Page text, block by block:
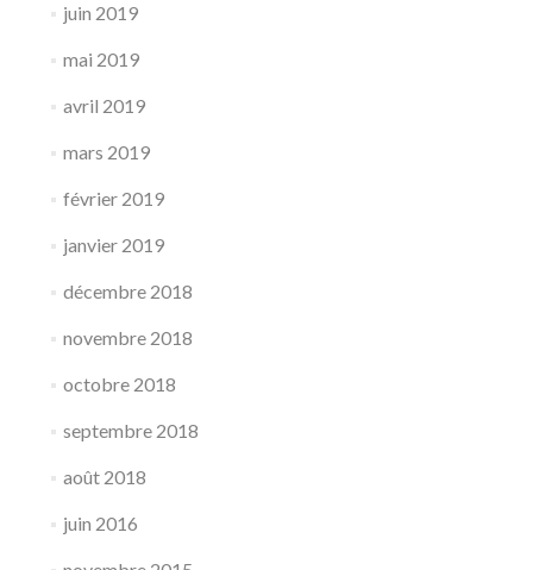
juin 2019
mai 2019
avril 2019
mars 2019
février 2019
janvier 2019
décembre 2018
novembre 2018
octobre 2018
septembre 2018
août 2018
juin 2016